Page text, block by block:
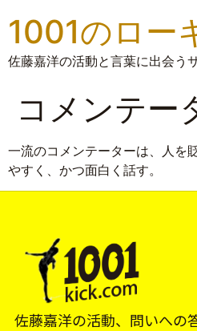
1001のロー
佐藤嘉洋の活動と言葉に出会う
コメンテー
一流のコメンテーターは、人を
やすく、かつ面白く話す。
佐藤嘉洋の活動、問いへの